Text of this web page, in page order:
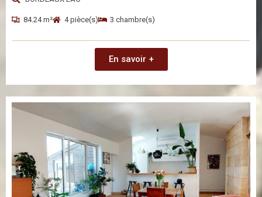
84.24 m² 4 pièce(s) 3 chambre(s)
En savoir +